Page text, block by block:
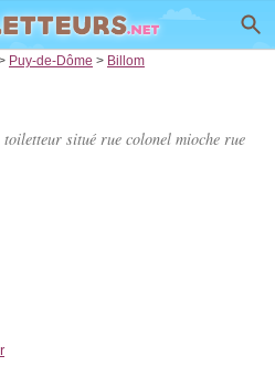
Puy-de-Dôme > Billom
toiletteur situé rue colonel mioche rue